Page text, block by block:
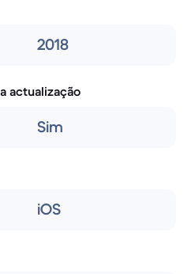
2018
actualização
Sim
iOS